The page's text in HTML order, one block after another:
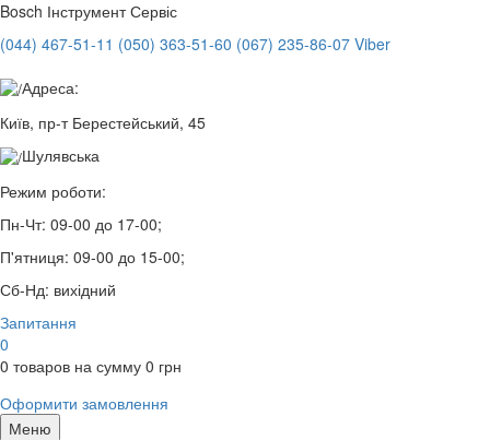
Bosch Інструмент Сервіс
(044) 467-51-11 (050) 363-51-60 (067) 235-86-07 Viber
Адреса:
Київ, пр-т Берестейський, 45
Шулявська
Режим роботи:
Пн-Чт: 09-00 до 17-00;
П'ятниця: 09-00 до 15-00;
Сб-Нд: вихідний
Запитання
0
0 товаров на сумму 0 грн
Оформити замовлення
Меню